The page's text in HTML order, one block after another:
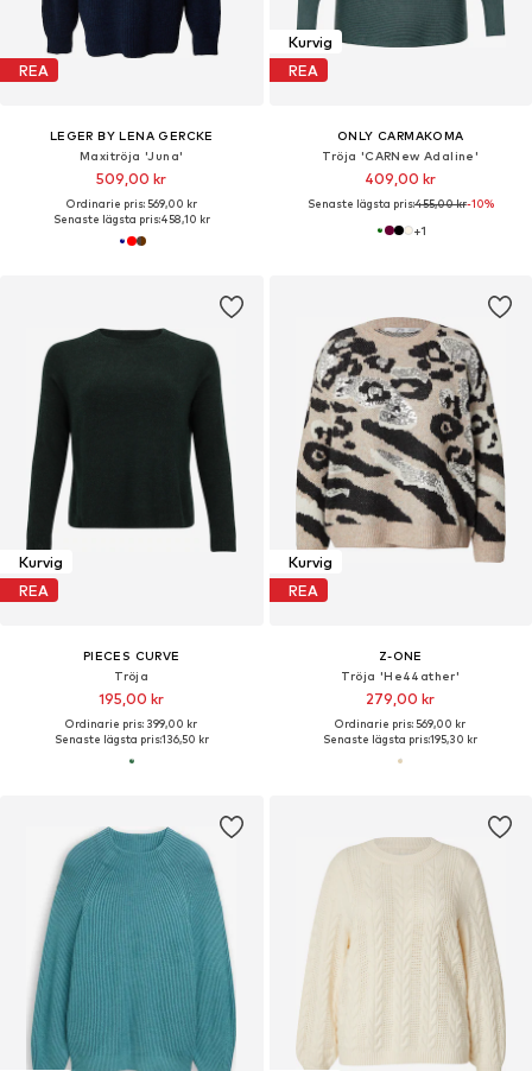
REA
LEGER BY LENA GERCKE
Maxitröja 'Juna'
509,00 kr
Ordinarie pris: 569,00 kr
Senaste lägsta pris:458,10 kr
Kurvig
REA
ONLY CARMAKOMA
Tröja 'CARNew Adaline'
409,00 kr
Senaste lägsta pris:455,00 kr-10%
+1
Kurvig
REA
PIECES CURVE
Tröja
195,00 kr
Ordinarie pris: 399,00 kr
Senaste lägsta pris:136,50 kr
Kurvig
REA
Z-ONE
Tröja 'He44ather'
279,00 kr
Ordinarie pris: 569,00 kr
Senaste lägsta pris:195,30 kr